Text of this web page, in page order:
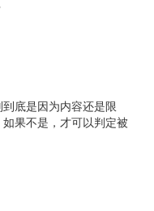
底是因为内容还是限
果不是，才可以判定被